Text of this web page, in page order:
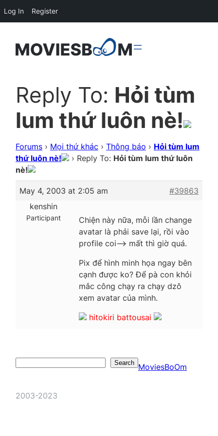
Reply To: Hỏi tùm
lum thứ luôn nè!
Forums › Mọi thứ khác › Thông báo › Hỏi tùm lum
thứ luôn nè!
› Reply To: Hỏi tùm lum thứ luôn
nè!
May 4, 2003 at 2:05 am
#39863
kenshin
Participant
Chiện này nữa, mỗi lần change
avatar là phải save lại, rồi vào
profile coi–> mất thì giờ quá.
Pix để hình minh họa ngay bên
cạnh được ko? Để pà con khỏi
mắc công chạy ra chạy dzô
xem avatar của mình.
hitokiri battousai
Search MoviesBoOm
2003-2023
Log In Register